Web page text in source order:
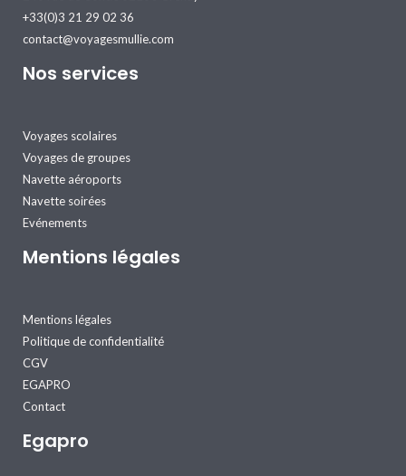
+33(0)3 21 29 02 36
contact@voyagesmullie.com
Nos services
Voyages scolaires
Voyages de groupes
Navette aéroports
Navette soirées
Evénements
Mentions légales
Mentions légales
Politique de confidentialité
CGV
EGAPRO
Contact
Egapro